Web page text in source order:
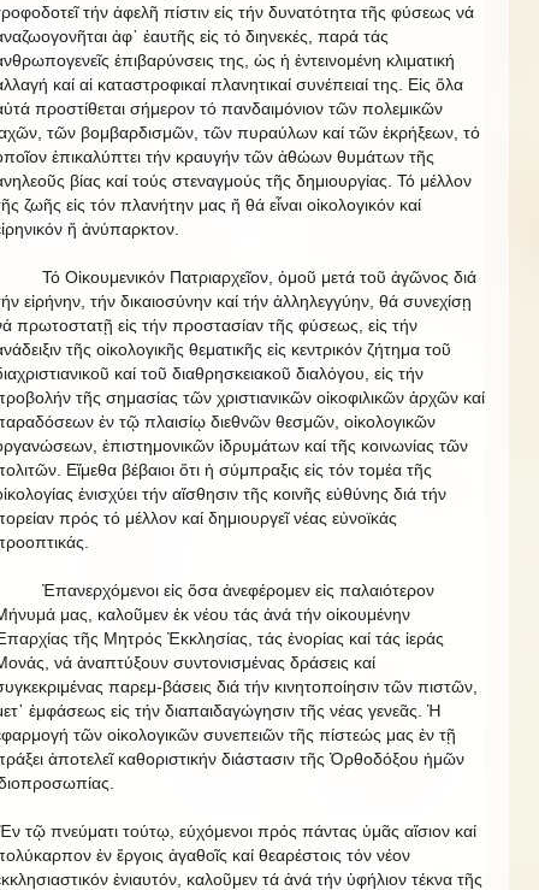
τήν ἀφελῆ πίστιν εἰς τήν δυνατότητα τῆς φύσεως νά
ἀφ᾿ ἑαυτῆς εἰς τό διηνεκές, παρά τάς
ἐπιβαρύνσεις της, ὡς ἡ ἐντεινομένη κλιματική
καί αἱ καταστροφικαί πλανητικαί συνέπειαί της. Εἰς ὅλα
προστίθεται σήμερον τό πανδαιμόνιον τῶν πολεμικῶν
τῶν βομβαρδισμῶν, τῶν πυραύλων καί τῶν ἐκρήξεων, τό
ἐπικαλύπτει τήν κραυγήν τῶν ἀθώων θυμάτων τῆς
βίας καί τούς στεναγμούς τῆς δημιουργίας. Τό μέλλον
ζωῆς εἰς τόν πλανήτην μας ἤ θά εἶναι οἰκολογικόν καί
ἤ ἀνύπαρκτον.
Οἰκουμενικόν Πατριαρχεῖον, ὁμοῦ μετά τοῦ ἀγῶνος διά
εἰρήνην, τήν δικαιοσύνην καί τήν ἀλληλεγγύην, θά συνεχίσῃ
πρωτοστατῇ εἰς τήν προστασίαν τῆς φύσεως, εἰς τήν
τῆς οἰκολογικῆς θεματικῆς εἰς κεντρικόν ζήτημα τοῦ
καί τοῦ διαθρησκειακοῦ διαλόγου, εἰς τήν
τῆς σημασίας τῶν χριστιανικῶν οἰκοφιλικῶν ἀρχῶν καί
ἐν τῷ πλαισίῳ διεθνῶν θεσμῶν, οἰκολογικῶν
ἐπιστημονικῶν ἱδρυμάτων καί τῆς κοινωνίας τῶν
Εἴμεθα βέβαιοι ὅτι ἡ σύμπραξις εἰς τόν τομέα τῆς
ἐνισχύει τήν αἴσθησιν τῆς κοινῆς εὐθύνης διά τήν
πρός τό μέλλον καί δημιουργεῖ νέας εὐνοϊκάς
εἰς ὅσα ἀνεφέρομεν εἰς παλαιότερον
μας, καλοῦμεν ἐκ νέου τάς ἀνά τήν οἰκουμένην
τῆς Μητρός Ἐκκλησίας, τάς ἐνορίας καί τάς ἱεράς
νά ἀναπτύξουν συντονισμένας δράσεις καί
παρεμ-βάσεις διά τήν κινητοποίησιν τῶν πιστῶν,
ἐμφάσεως εἰς τήν διαπαιδαγώγησιν τῆς νέας γενεᾶς. Ἡ
τῶν οἰκολογικῶν συνεπειῶν τῆς πίστεώς μας ἐν τῇ
ἀποτελεῖ καθοριστικήν διάστασιν τῆς Ὀρθοδόξου ἡμῶν
τῷ πνεύματι τούτῳ, εὐχόμενοι πρός πάντας ὑμᾶς αἴσιον καί
ἐν ἔργοις ἀγαθοῖς καί θεαρέστοις τόν νέον
ἐνιαυτόν, καλοῦμεν τά ἀνά τήν ὑφήλιον τέκνα τῆς